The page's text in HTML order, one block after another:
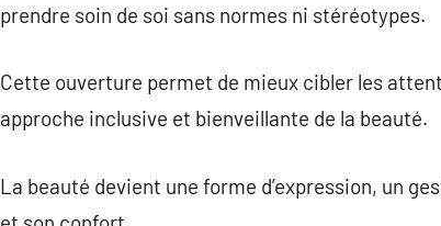
prendre soin de soi sans normes ni stéréotypes.
Cette ouverture permet de mieux cibler les
approche inclusive et bienveillante de la beauté.
La beauté devient une forme d’expression, un